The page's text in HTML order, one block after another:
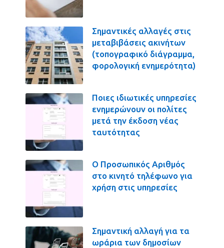
Σημαντικές αλλαγές στις
μεταβιβάσεις ακινήτων
(τοπογραφικό διάγραμμα,
φορολογική ενημερότητα)
Ποιες ιδιωτικές υπηρεσίες
ενημερώνουν οι πολίτες
μετά την έκδοση νέας
ταυτότητας
Ο Προσωπικός Αριθμός
στο κινητό τηλέφωνο για
χρήση στις υπηρεσίες
Σημαντική αλλαγή για τα
ωράρια των δημοσίων